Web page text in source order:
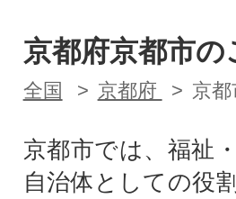
京都府京都市の
全国 京都府 京都
京都市では、福祉
自治体としての役